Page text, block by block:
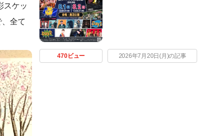
スケッ
全て
470ビュー 2026年7月20日(月)の記事